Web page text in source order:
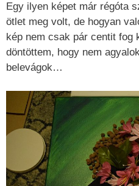
Egy ilyen képet már régóta
ötlet meg volt, de hogyan
kép nem csak pár centit
döntöttem, hogy nem
belevágok…